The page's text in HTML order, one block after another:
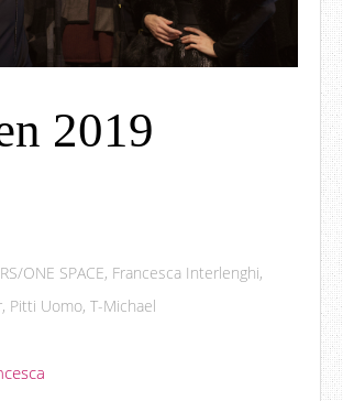
2019
ONE SPACE, Francesca Interlenghi,
, Pitti Uomo, T-Michael